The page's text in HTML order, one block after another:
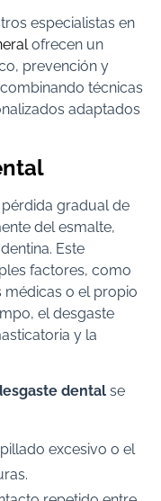
especialistas en
ofrecen un
prevención y
técnicas
adaptados
gradual de
del esmalte,
Este
factores, como
médicas o el propio
el desgaste
y la
dental se
excesivo o el